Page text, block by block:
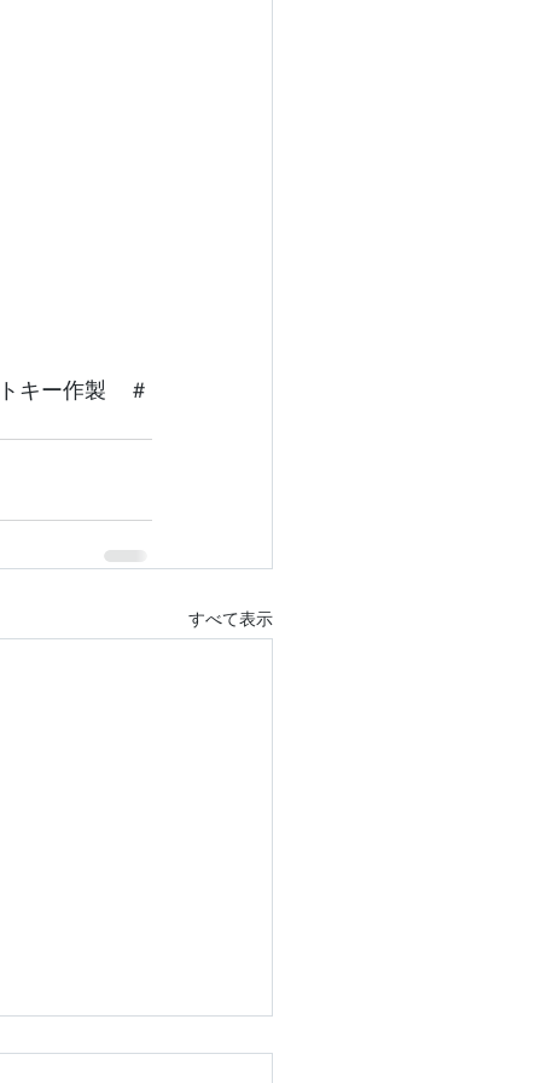
キー作製　＃
すべて表示